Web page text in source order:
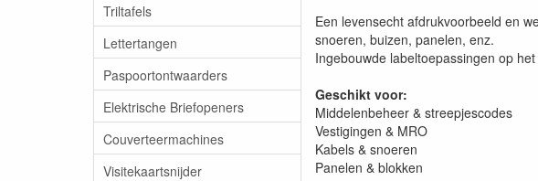
Triltafels
Lettertangen
Paspoortontwaarders
Elektrische Briefopeners
Couverteermachines
Visitekaartsnijder
Een levensecht afdrukvoorbeeld en
snoeren, buizen, panelen, enz.
Ingebouwde labeltoepassingen op
Geschikt voor:
Middelenbeheer & streepjescodes
Vestigingen & MRO
Kabels & snoeren
Panelen & blokken